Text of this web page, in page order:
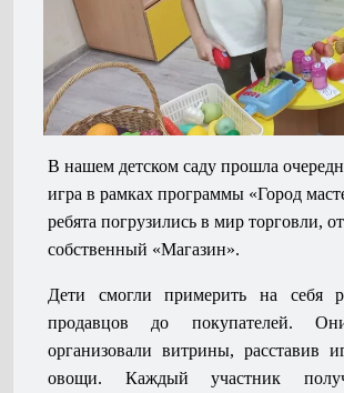
В нашем детском саду прошла
игра в рамках программы «Город
ребята погрузились в мир торговли,
собственный «Магазин».
Дети смогли примерить на себя
продавцов до покупателей. Они
организовали витрины, расставив
овощи. Каждый участник